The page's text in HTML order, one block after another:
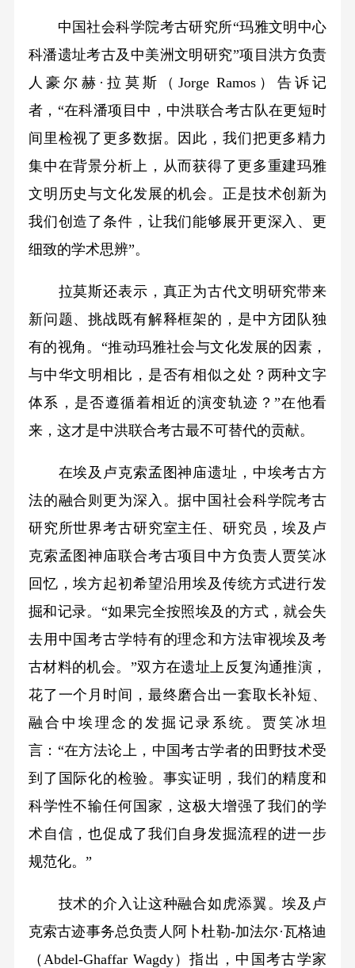
中国社会科学院考古研究所“玛雅文明中心
科潘遗址考古及中美洲文明研究”项目洪方负责
人豪尔赫·拉莫斯（Jorge Ramos）告诉记
者，“在科潘项目中，中洪联合考古队在更短时
间里检视了更多数据。因此，我们把更多精力
集中在背景分析上，从而获得了更多重建玛雅
文明历史与文化发展的机会。正是技术创新为
我们创造了条件，让我们能够展开更深入、更
细致的学术思辨”。
拉莫斯还表示，真正为古代文明研究带来
新问题、挑战既有解释框架的，是中方团队独
有的视角。“推动玛雅社会与文化发展的因素，
与中华文明相比，是否有相似之处？两种文字
体系，是否遵循着相近的演变轨迹？”在他看
来，这才是中洪联合考古最不可替代的贡献。
在埃及卢克索孟图神庙遗址，中埃考古方
法的融合则更为深入。据中国社会科学院考古
研究所世界考古研究室主任、研究员，埃及卢
克索孟图神庙联合考古项目中方负责人贾笑冰
回忆，埃方起初希望沿用埃及传统方式进行发
掘和记录。“如果完全按照埃及的方式，就会失
去用中国考古学特有的理念和方法审视埃及考
古材料的机会。”双方在遗址上反复沟通推演，
花了一个月时间，最终磨合出一套取长补短、
融合中埃理念的发掘记录系统。贾笑冰坦
言：“在方法论上，中国考古学者的田野技术受
到了国际化的检验。事实证明，我们的精度和
科学性不输任何国家，这极大增强了我们的学
术自信，也促成了我们自身发掘流程的进一步
规范化。”
技术的介入让这种融合如虎添翼。埃及卢
克索古迹事务总负责人阿卜杜勒-加法尔·瓦格迪
（Abdel-Ghaffar Wagdy）指出，中国考古学家